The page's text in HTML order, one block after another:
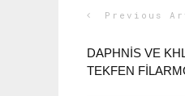
Previous
DAPHNIS VE
TEKFEN